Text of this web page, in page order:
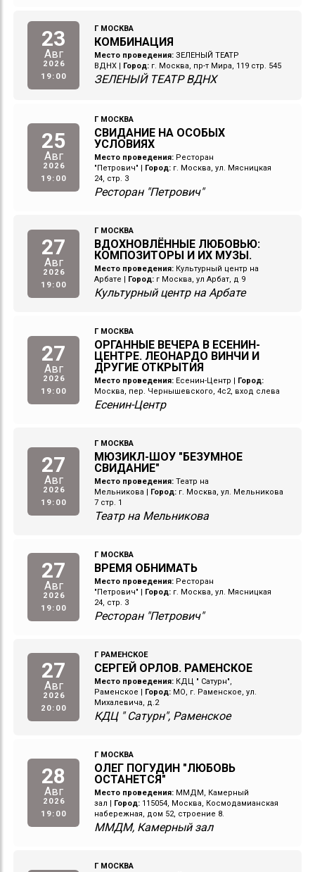
23
Авг
2026
19:00
Г МОСКВА
КОМБИНАЦИЯ
Место проведения: ЗЕЛЕНЫЙ ТЕАТР
ВДНХ | Город: г. Москва, пр-т Мира, 119 стр. 545
ЗЕЛЕНЫЙ ТЕАТР ВДНХ
25
Авг
2026
19:00
Г МОСКВА
СВИДАНИЕ НА ОСОБЫХ
УСЛОВИЯХ
Место проведения: Ресторан
"Петрович"
Город: г. Москва, ул. Мясницкая
24, стр. 3
Ресторан "Петрович"
27
Авг
2026
19:00
Г МОСКВА
ВДОХНОВЛЁННЫЕ ЛЮБОВЬЮ:
КОМПОЗИТОРЫ И ИХ МУЗЫ.
Место проведения: Культурный центр на
Арбате
Город: г Москва, ул Арбат, д 9
Культурный центр на Арбате
27
Авг
2026
19:00
Г МОСКВА
ОРГАННЫЕ ВЕЧЕРА В ЕСЕНИН-
ЦЕНТРЕ. ЛЕОНАРДО ВИНЧИ И
ДРУГИЕ ОТКРЫТИЯ
Место проведения: Есенин-Центр
Город:
Москва, пер. Чернышевского, 4с2, вход слева
Есенин-Центр
27
Авг
2026
19:00
Г МОСКВА
МЮЗИКЛ-ШОУ "БЕЗУМНОЕ
СВИДАНИЕ"
Место проведения: Театр на
Мельникова
Город: г. Москва, ул. Мельникова
7 стр. 1
Театр на Мельникова
27
Авг
2026
19:00
Г МОСКВА
ВРЕМЯ ОБНИМАТЬ
Место проведения: Ресторан
"Петрович"
Город: г. Москва, ул. Мясницкая
24, стр. 3
Ресторан "Петрович"
27
Авг
2026
20:00
Г РАМЕНСКОЕ
СЕРГЕЙ ОРЛОВ. РАМЕНСКОЕ
Место проведения: КДЦ " Сатурн",
Раменское
Город: МО, г. Раменское, ул.
Михалевича, д.2
КДЦ " Сатурн", Раменское
28
Авг
2026
19:00
Г МОСКВА
ОЛЕГ ПОГУДИН "ЛЮБОВЬ
ОСТАНЕТСЯ"
Место проведения: ММДМ, Камерный
зал
Город: 115054, Москва, Космодамианская
набережная, дом 52, строение 8.
ММДМ, Камерный зал
Г МОСКВА